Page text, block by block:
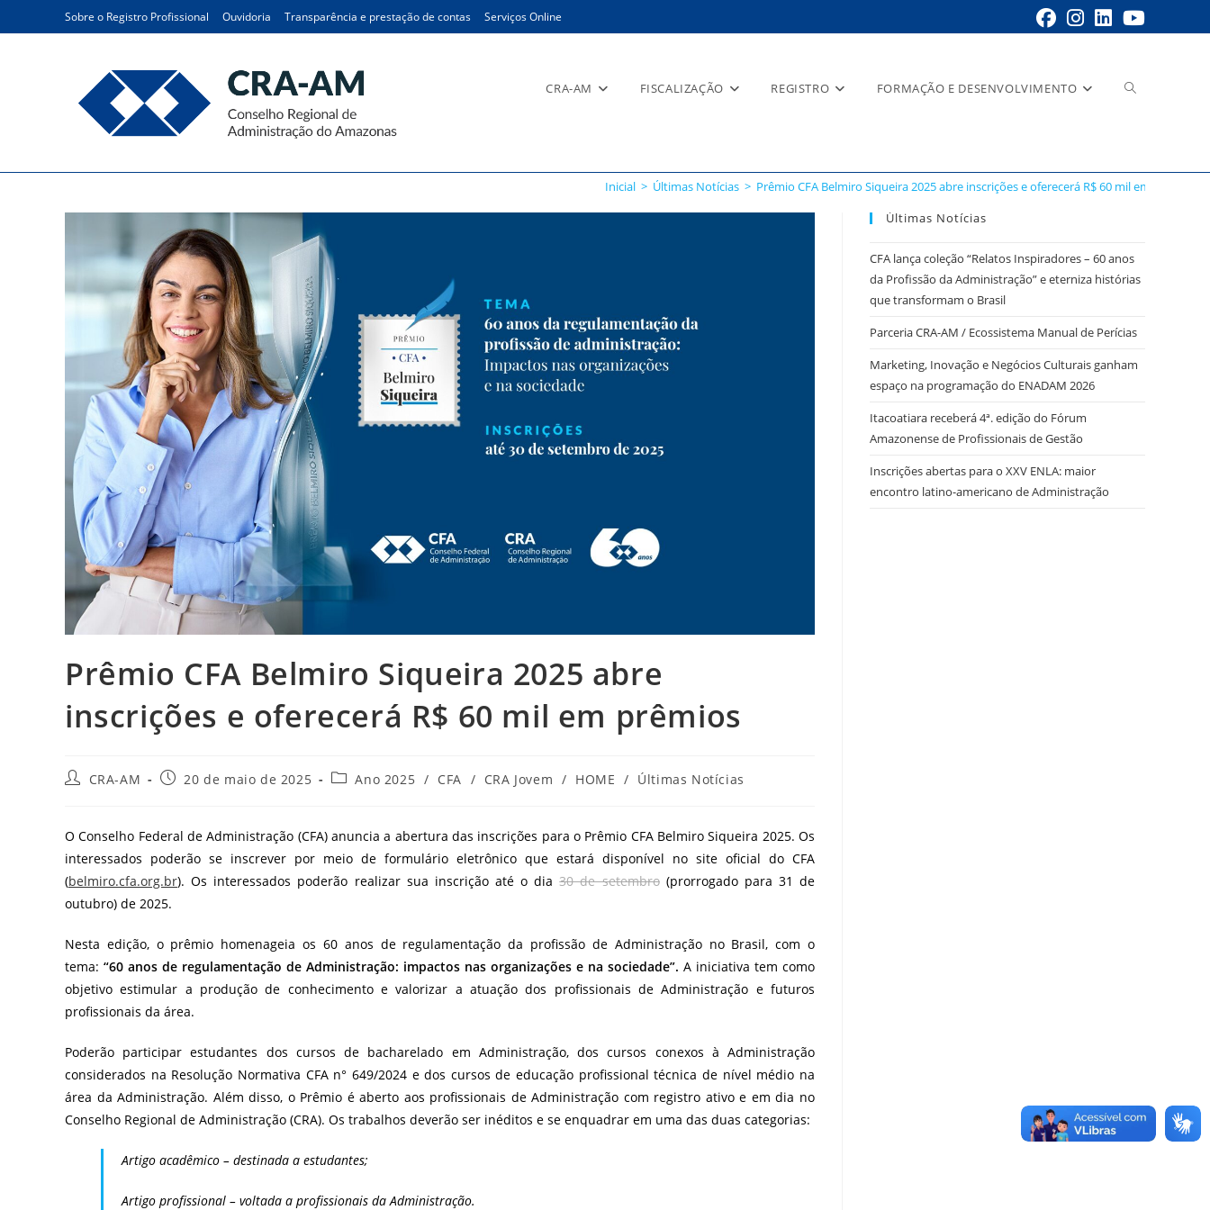
Sobre o Registro Profissional Ouvidoria Transparência e prestação de contas Serviços Online
CRA-AM FISCALIZAÇÃO REGISTRO FORMAÇÃO E DESENVOLVIMENTO
Inicial > Últimas Notícias > Prêmio CFA Belmiro Siqueira 2025 abre inscrições e oferecerá R$ 60 mil em prêmios
Prêmio CFA Belmiro Siqueira 2025 abre
inscrições e oferecerá R$ 60 mil em prêmios
CRA-AM 20 de maio de 2025 Ano 2025 / CFA / CRA Jovem / HOME / Últimas Notícias
O Conselho Federal de Administração (CFA) anuncia a abertura das inscrições para o Prêmio CFA Belmiro Siqueira 2025. Os
interessados poderão se inscrever por meio de formulário eletrônico que estará disponível no site oficial do CFA
(belmiro.cfa.org.br). Os interessados poderão realizar sua inscrição até o dia30 de setembro(prorrogado para 31 de
outubro) de 2025.
Nesta edição, o prêmio homenageia os 60 anos de regulamentação da profissão de Administração no Brasil, com o
tema: “60 anos de regulamentação de Administração: impactos nas organizações e na sociedade”. A iniciativa tem como
objetivo estimular a produção de conhecimento e valorizar a atuação dos profissionais de Administração e futuros
profissionais da área.
Poderão participar estudantes dos cursos de bacharelado em Administração, dos cursos conexos à Administração
considerados na Resolução Normativa CFA n° 649/2024 e dos cursos de educação profissional técnica de nível médio na
área da Administração. Além disso, o Prêmio é aberto aos profissionais de Administração com registro ativo e em dia no
Conselho Regional de Administração (CRA). Os trabalhos deverão ser inéditos e se enquadrar em uma das duas categorias:
Artigo acadêmico – destinada a estudantes;
Artigo profissional – voltada a profissionais da Administração.
Últimas Notícias
CFA lança coleção “Relatos Inspiradores – 60 anos
da Profissão da Administração” e eterniza histórias
que transformam o Brasil
Parceria CRA-AM / Ecossistema Manual de Perícias
Marketing, Inovação e Negócios Culturais ganham
espaço na programação do ENADAM 2026
Itacoatiara receberá 4ª. edição do Fórum
Amazonense de Profissionais de Gestão
Inscrições abertas para o XXV ENLA: maior
encontro latino-americano de Administração